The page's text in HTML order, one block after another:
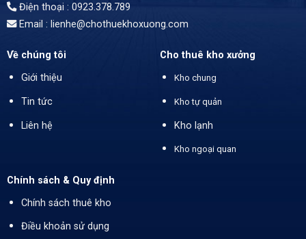
Điện thoại : 0923.378.789
Email : lienhe@chothuekhoxuong.com
Về chúng tôi
Giới thiệu
Tin tức
Liên hệ
Cho thuê kho xưởng
Kho chung
Kho tự quản
Kho lạnh
Kho ngoại quan
Chính sách & Quy định
Chính sách thuê kho
Điều khoản sử dụng